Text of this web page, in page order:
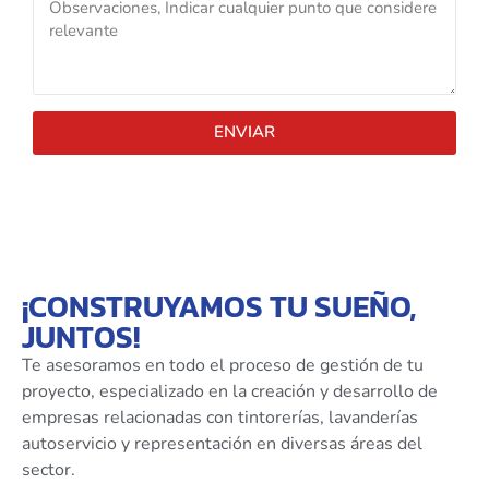
ENVIAR
¡CONSTRUYAMOS TU SUEÑO,
JUNTOS!
Te asesoramos en todo el proceso de gestión de tu
proyecto, especializado en la creación y desarrollo de
empresas relacionadas con tintorerías, lavanderías
autoservicio y representación en diversas áreas del
sector.